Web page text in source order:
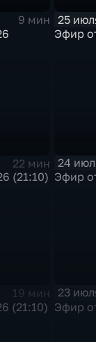
9 мин
25
Эфир
22 мин
(21:10)
24
Эфир
19 мин
(21:10)
23
Эфир